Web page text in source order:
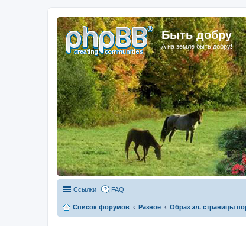
Быть добру
А на земле быть добру!
Ссылки FAQ
Список форумов Разное Образ эл. страницы